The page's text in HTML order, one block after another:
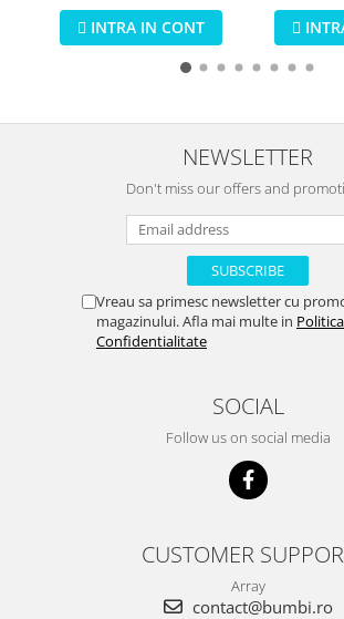
INTRA IN CONT
NEWSLETTER
Don't miss our offers and
Vreau sa primesc newsletter cu
magazinului. Afla mai multe in
Confidentialitate
SOCIAL
Follow us on social media
CUSTOMER
Array
contact@bumbi.ro